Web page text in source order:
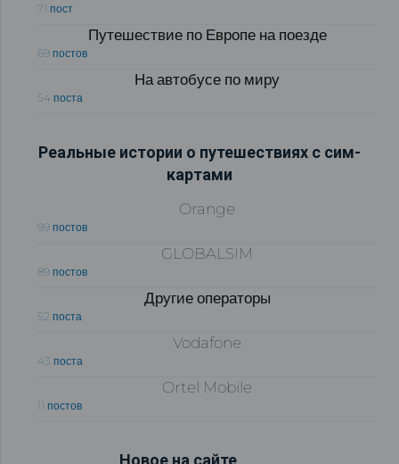
71 пост
Путешествие по Европе на поезде
69 постов
На автобусе по миру
54 поста
Реальные истории о путешествиях с сим-
картами
Orange
99 постов
GLOBALSIM
89 постов
Другие операторы
52 поста
Vodafone
43 поста
Ortel Mobile
11 постов
Новое на сайте